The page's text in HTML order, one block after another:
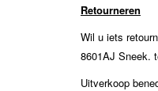
Retourneren
Wil u iets
8601AJ Sneek.
Uitverkoop